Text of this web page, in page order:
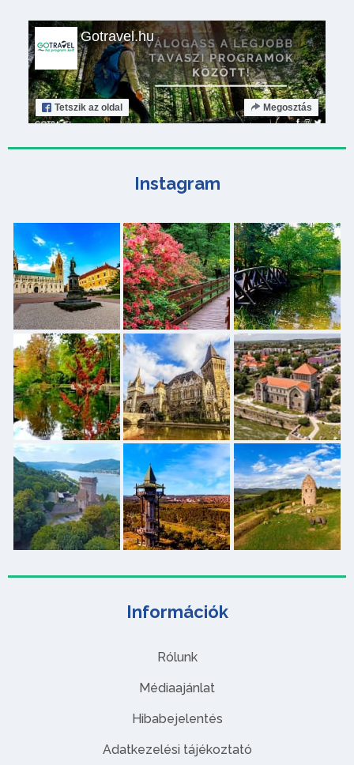
Információk
Rólunk
Médiaajánlat
Hibabejelentés
Adatkezelési tájékoztató
Gotravel.hu
Tetszik az oldal Megosztás
Instagram